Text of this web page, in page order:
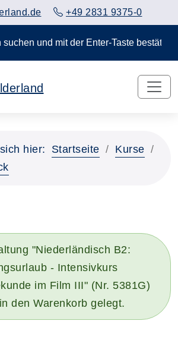
+49 2831 9375-0
und mit der Enter-Taste
hier: Startseite
Kurse
"Niederländisch B2:
- Intensivkurs
im Film III" (Nr. 5381G)
den Warenkorb gelegt.